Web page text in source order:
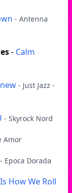
- Antenna
- Calm
- Just Jazz -
- Skyrock Nord
Amor
- Epoca Dorada
How We Roll